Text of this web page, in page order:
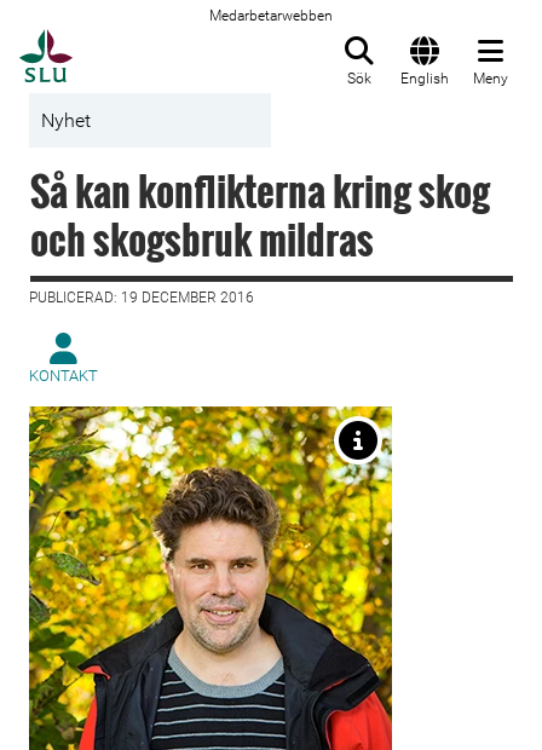
Medarbetarwebben
Sök English Meny
Nyhet
Så kan konflikterna kring skog
och skogsbruk mildras
PUBLICERAD: 19 DECEMBER 2016
KONTAKT